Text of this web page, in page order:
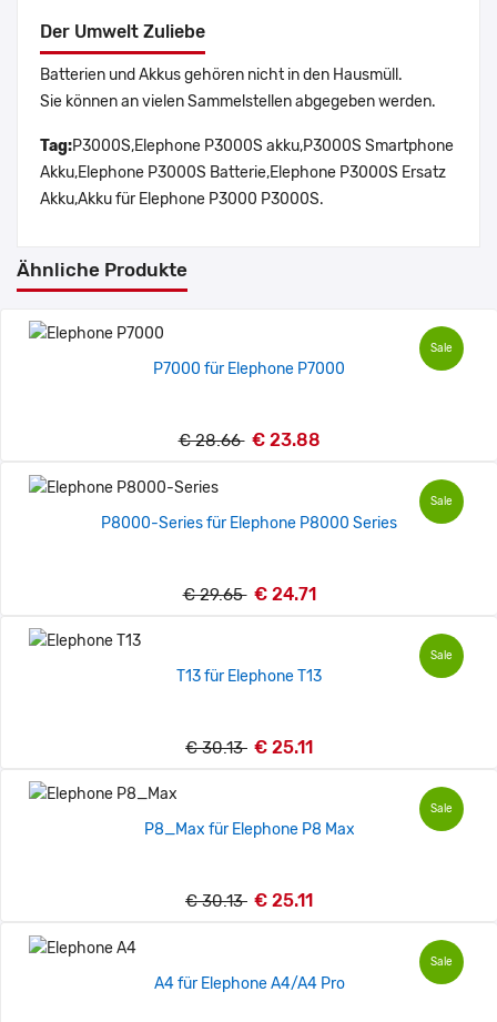
Der Umwelt Zuliebe
Batterien und Akkus gehören nicht in den Hausmüll.
Sie können an vielen Sammelstellen abgegeben werden.
Tag:P3000S,Elephone P3000S akku,P3000S Smartphone
Akku,Elephone P3000S Batterie,Elephone P3000S Ersatz
Akku,Akku für Elephone P3000 P3000S.
Ähnliche Produkte
Sale
P7000 für Elephone P7000
€ 28.66 € 23.88
Sale
P8000-Series für Elephone P8000 Series
€ 29.65 € 24.71
Sale
T13 für Elephone T13
€ 30.13 € 25.11
Sale
P8_Max für Elephone P8 Max
€ 30.13 € 25.11
Sale
A4 für Elephone A4/A4 Pro